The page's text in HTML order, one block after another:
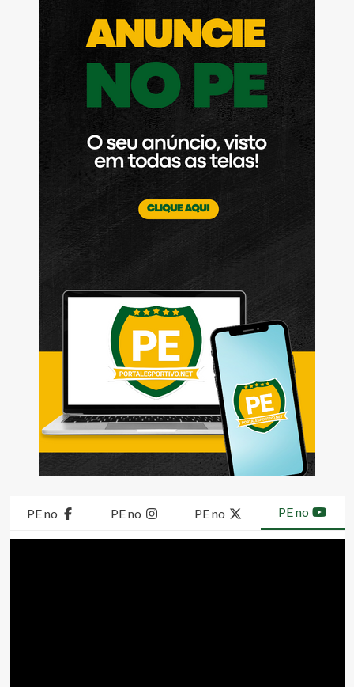
PE no PE no PE no PE no